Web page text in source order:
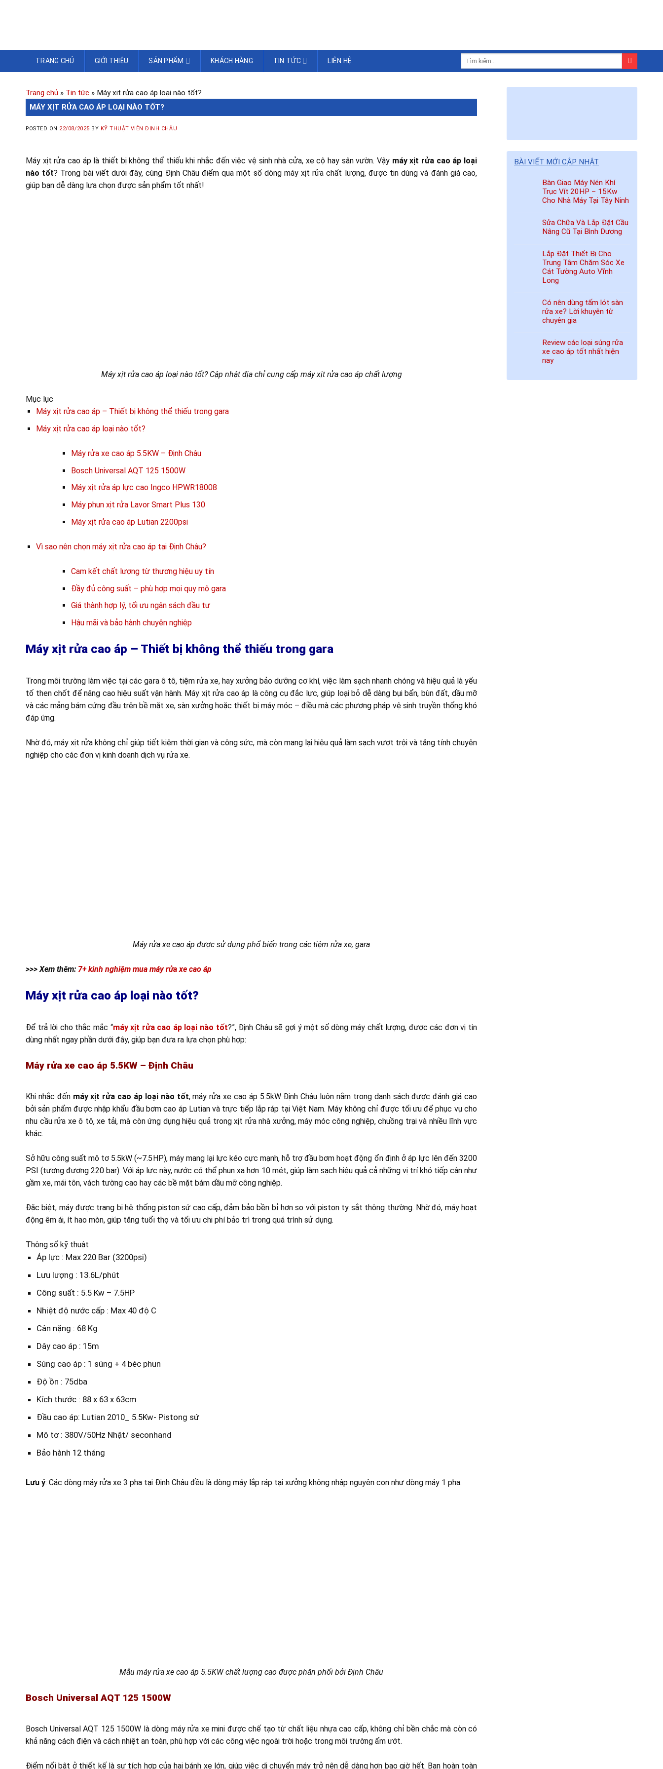
TRANG CHỦ GIỚI THIỆU SẢN PHẨM KHÁCH HÀNG TIN TỨC LIÊN HỆ
Trang chủ » Tin tức » Máy xịt rửa cao áp loại nào tốt?
MÁY XỊT RỬA CAO ÁP LOẠI NÀO TỐT?
POSTED ON 22/08/2025 BY KỸ THUẬT VIÊN ĐỊNH CHÂU
Máy xịt rửa cao áp là thiết bị không thể thiếu khi nhắc đến việc vệ sinh nhà cửa, xe cộ hay sân vườn. Vậy máy xịt rửa cao áp loại
nào tốt? Trong bài viết dưới đây, cùng Định Châu điểm qua một số dòng máy xịt rửa chất lượng, được tin dùng và đánh giá cao,
giúp bạn dễ dàng lựa chọn được sản phẩm tốt nhất!
Máy xịt rửa cao áp loại nào tốt? Cập nhật địa chỉ cung cấp máy xịt rửa cao áp chất lượng
Mục lục
Máy xịt rửa cao áp – Thiết bị không thể thiếu trong gara
Máy xịt rửa cao áp loại nào tốt?
Máy rửa xe cao áp 5.5KW – Định Châu
Bosch Universal AQT 125 1500W
Máy xịt rửa áp lực cao Ingco HPWR18008
Máy phun xịt rửa Lavor Smart Plus 130
Máy xịt rửa cao áp Lutian 2200psi
Vì sao nên chọn máy xịt rửa cao áp tại Định Châu?
Cam kết chất lượng từ thương hiệu uy tín
Đầy đủ công suất – phù hợp mọi quy mô gara
Giá thành hợp lý, tối ưu ngân sách đầu tư
Hậu mãi và bảo hành chuyên nghiệp
Máy xịt rửa cao áp – Thiết bị không thể thiếu trong gara
Trong môi trường làm việc tại các gara ô tô, tiệm rửa xe, hay xưởng bảo dưỡng cơ khí, việc làm sạch nhanh chóng và hiệu quả là yếu
tố then chốt để nâng cao hiệu suất vận hành. Máy xịt rửa cao áp là công cụ đắc lực, giúp loại bỏ dễ dàng bụi bẩn, bùn đất, dầu mỡ
và các mảng bám cứng đầu trên bề mặt xe, sàn xưởng hoặc thiết bị máy móc – điều mà các phương pháp vệ sinh truyền thống khó
đáp ứng.
Nhờ đó, máy xịt rửa không chỉ giúp tiết kiệm thời gian và công sức, mà còn mang lại hiệu quả làm sạch vượt trội và tăng tính chuyên
nghiệp cho các đơn vị kinh doanh dịch vụ rửa xe.
Máy rửa xe cao áp được sử dụng phổ biến trong các tiệm rửa xe, gara
>>> Xem thêm: 7+ kinh nghiệm mua máy rửa xe cao áp
Máy xịt rửa cao áp loại nào tốt?
Để trả lời cho thắc mắc “máy xịt rửa cao áp loại nào tốt?”, Định Châu sẽ gợi ý một số dòng máy chất lượng, được các đơn vị tin
dùng nhất ngay phần dưới đây, giúp bạn đưa ra lựa chọn phù hợp:
Máy rửa xe cao áp 5.5KW – Định Châu
Khi nhắc đến máy xịt rửa cao áp loại nào tốt, máy rửa xe cao áp 5.5kW Định Châu luôn nằm trong danh sách được đánh giá cao
bởi sản phẩm được nhập khẩu đầu bơm cao áp Lutian và trực tiếp lắp ráp tại Việt Nam. Máy không chỉ được tối ưu để phục vụ cho
nhu cầu rửa xe ô tô, xe tải, mà còn ứng dụng hiệu quả trong xịt rửa nhà xưởng, máy móc công nghiệp, chuồng trại và nhiều lĩnh vực
khác.
Sở hữu công suất mô tơ 5.5kW (~7.5HP), máy mang lại lực kéo cực mạnh, hỗ trợ đầu bơm hoạt động ổn định ở áp lực lên đến 3200
PSI (tương đương 220 bar). Với áp lực này, nước có thể phun xa hơn 10 mét, giúp làm sạch hiệu quả cả những vị trí khó tiếp cận như
gầm xe, mái tôn, vách tường cao hay các bề mặt bám dầu mỡ công nghiệp.
Đặc biệt, máy được trang bị hệ thống piston sứ cao cấp, đảm bảo bền bỉ hơn so với piston ty sắt thông thường. Nhờ đó, máy hoạt
động êm ái, ít hao mòn, giúp tăng tuổi thọ và tối ưu chi phí bảo trì trong quá trình sử dụng.
Thông số kỹ thuật
Áp lực : Max 220 Bar (3200psi)
Lưu lượng : 13.6L/phút
Công suất : 5.5 Kw – 7.5HP
Nhiệt độ nước cấp : Max 40 độ C
Cân nặng : 68 Kg
Dây cao áp : 15m
Súng cao áp : 1 súng + 4 béc phun
Độ ồn : 75dba
Kích thước : 88 x 63 x 63cm
Đầu cao áp: Lutian 2010_ 5.5Kw- Pistong sứ
Mô tơ : 380V/50Hz Nhật/ seconhand
Bảo hành 12 tháng
Lưu ý: Các dòng máy rửa xe 3 pha tại Định Châu đều là dòng máy lắp ráp tại xưởng không nhập nguyên con như dòng máy 1 pha.
Mẫu máy rửa xe cao áp 5.5KW chất lượng cao được phân phối bởi Định Châu
Bosch Universal AQT 125 1500W
Bosch Universal AQT 125 1500W là dòng máy rửa xe mini được chế tạo từ chất liệu nhựa cao cấp, không chỉ bền chắc mà còn có
khả năng cách điện và cách nhiệt an toàn, phù hợp với các công việc ngoài trời hoặc trong môi trường ẩm ướt.
Điểm nổi bật ở thiết kế là sự tích hợp của hai bánh xe lớn, giúp việc di chuyển máy trở nên dễ dàng hơn bao giờ hết. Bạn hoàn toàn
BÀI VIẾT MỚI CẬP NHẬT
Bàn Giao Máy Nén Khí
Trục Vít 20HP – 15Kw
Cho Nhà Máy Tại Tây Ninh
Sửa Chữa Và Lắp Đặt Cầu
Nâng Cũ Tại Bình Dương
Lắp Đặt Thiết Bị Cho
Trung Tâm Chăm Sóc Xe
Cát Tường Auto Vĩnh
Long
Có nên dùng tấm lót sàn
rửa xe? Lời khuyên từ
chuyên gia
Review các loại súng rửa
xe cao áp tốt nhất hiện
nay